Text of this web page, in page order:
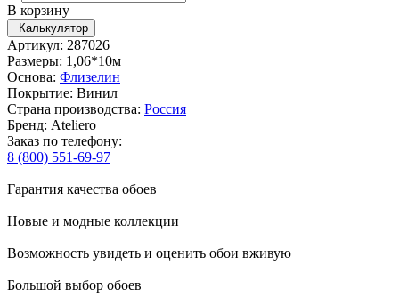
В корзину
Калькулятор
Артикул: 287026
Размеры: 1,06*10м
Основа: Флизелин
Покрытие: Винил
Страна производства: Россия
Бренд: Ateliero
Заказ по телефону:
8 (800) 551-69-97
Гарантия качества обоев
Новые и модные коллекции
Возможность увидеть и оценить обои вживую
Большой выбор обоев